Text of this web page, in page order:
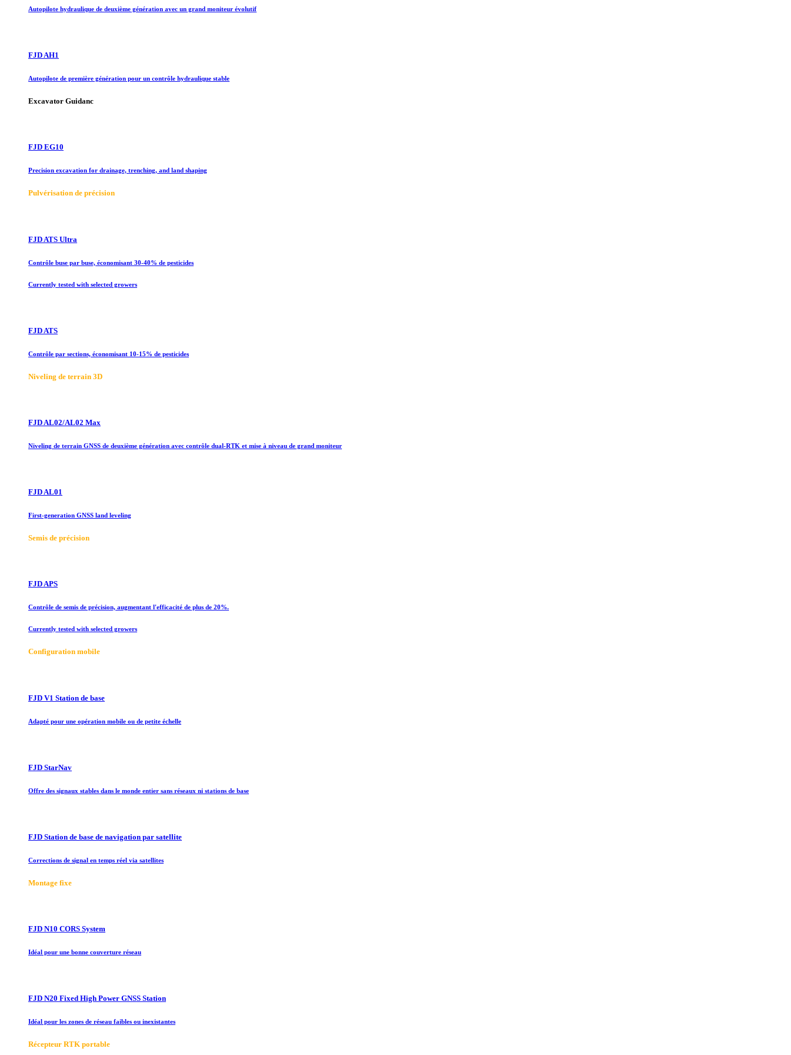
Autopilote hydraulique de deuxième génération avec un grand moniteur évolutif
FJD AH1
Autopilote de première génération pour un contrôle hydraulique stable
Excavator Guidanc
FJD EG10
Precision excavation for drainage, trenching, and land shaping
Pulvérisation de précision
FJD ATS Ultra
Contrôle buse par buse, économisant 30-40% de pesticides
Currently tested with selected growers
FJD ATS
Contrôle par sections, économisant 10-15% de pesticides
Niveling de terrain 3D
FJD AL02/AL02 Max
Niveling de terrain GNSS de deuxième génération avec contrôle dual-RTK et mise à niveau de grand moniteur
FJD AL01
First-generation GNSS land leveling
Semis de précision
FJD APS
Contrôle de semis de précision, augmentant l'efficacité de plus de 20%.
Currently tested with selected growers
Configuration mobile
FJD V1 Station de base
Adapté pour une opération mobile ou de petite échelle
FJD StarNav
Offre des signaux stables dans le monde entier sans réseaux ni stations de base
FJD Station de base de navigation par satellite
Corrections de signal en temps réel via satellites
Montage fixe
FJD N10 CORS System
Idéal pour une bonne couverture réseau
FJD N20 Fixed High Power GNSS Station
Idéal pour les zones de réseau faibles ou inexistantes
Récepteur RTK portable